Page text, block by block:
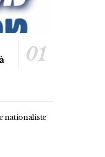
nationaliste